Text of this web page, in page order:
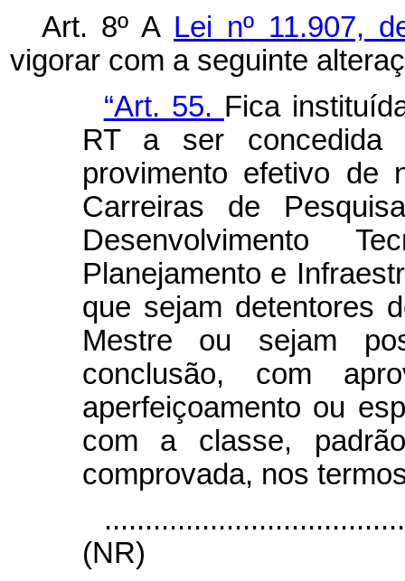
Art. 8º A Lei nº 11.907,
vigorar com a seguinte
“Art. 55. Fica
RT a ser concedida
provimento efetivo de
Carreiras de
Desenvolvimento
Planejamento e
que sejam detentores
Mestre ou sejam
conclusão, com
aperfeiçoamento ou
com a classe,
comprovada, nos
(NR)